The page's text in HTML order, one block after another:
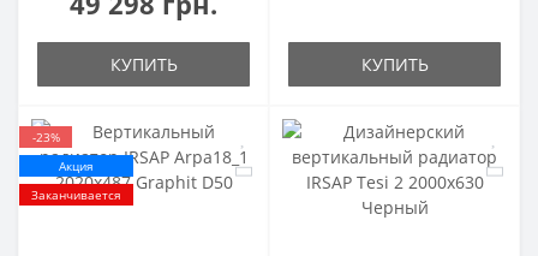
КУПИТЬ КУПИТЬ
-23%
Акция
Заканчивается